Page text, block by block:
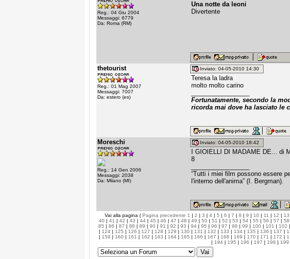
Reg.: 04 Giu 2004
Messaggi: 6779
Da: Roma (RM)
Una notte da leoni
Divertente
thetourist
Reg.: 01 Mag 2007
Messaggi: 7007
Da: estero (es)
Inviato: 04-05-2010 14:30
Teresa la ladra
molto molto carino
Fortunatamente, secondo la
ricorda mai dove ha lasciato le
Moreschi
Reg.: 14 Gen 2006
Messaggi: 2038
Da: Milano (MI)
Inviato: 04-05-2010 18:42
I GIOIELLI DI MADAME DE... di
8
“Tutti i miei film possono essere
l'interno dell'anima” (I. Bergman).
Vai alla pagina ( Pagina precedente 1 | 2 | 3 | 4 | 5 | 6 | 7 | 8 | 9 | 10 | 11 | 12 | 13
40 | 41 | 42 | 43 | 44 | 45 | 46 | 47 | 48 | 49 | 50 | 51 | 52 | 53 | 54 | 55 | 56 | 57 | 58
85 | 86 | 87 | 88 | 89 | 90 | 91 | 92 | 93 | 94 | 95 | 96 | 97 | 98 | 99 | 100 | 101 | 102 |
| 124 | 125 | 126 | 127 | 128 | 129 | 130 | 131 | 132 | 133 | 134 | 135 | 136 | 137 |
| 159 | 160 | 161 | 162 | 163 | 164 | 165 | 166 | 167 | 168 | 169 | 170 | 171 | 172 |
| 194 | 195 | 196 | 197 | 198 | 199